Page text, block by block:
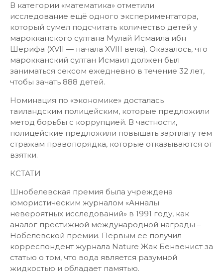
В категории «математика» отметили
исследование ещё одного экспериментатора,
который сумел подсчитать количество детей у
марокканского султана Мулай Исмаила ибн
Шерифа (XVII — начала XVIII века). Оказалось, что
марокканский султан Исмаил должен был
заниматься сексом ежедневно в течение 32 лет,
чтобы зачать 888 детей.
Номинация по «экономике» досталась
таиландским полицейским, которые предложили
метод борьбы с коррупцией. В частности,
полицейские предложили повышать зарплату тем
стражам правопорядка, которые отказываются от
взятки.
КСТАТИ
Шнобелевская премия была учреждена
юмористическим журналом «Анналы
невероятных исследований» в 1991 году, как
аналог престижной международной награды –
Нобелевской премии. Первым ее получил
корреспондент журнала Nature Жак Бенвенист за
статью о том, что вода является разумной
жидкостью и обладает памятью.